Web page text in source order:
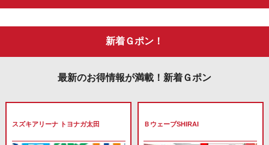
新着Ｇポン！
最新のお得情報が満載！新着Ｇポン
スズキアリーナ トヨナガ太田 ＢウェーブSHIRAI